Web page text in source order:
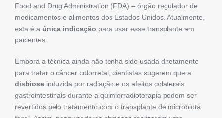
Food and Drug Administration (FDA) – órgão regulador de
medicamentos e alimentos dos Estados Unidos. Atualmente,
esta é a única indicação para usar esse transplante em
pacientes.
Embora a técnica ainda não tenha sido usada diretamente
para tratar o câncer colorretal, cientistas sugerem que a
disbiose induzida por radiação e os efeitos colaterais
gastrointestinais durante a quimiorradioterapia podem ser
revertidos pelo tratamento com o transplante de microbiota